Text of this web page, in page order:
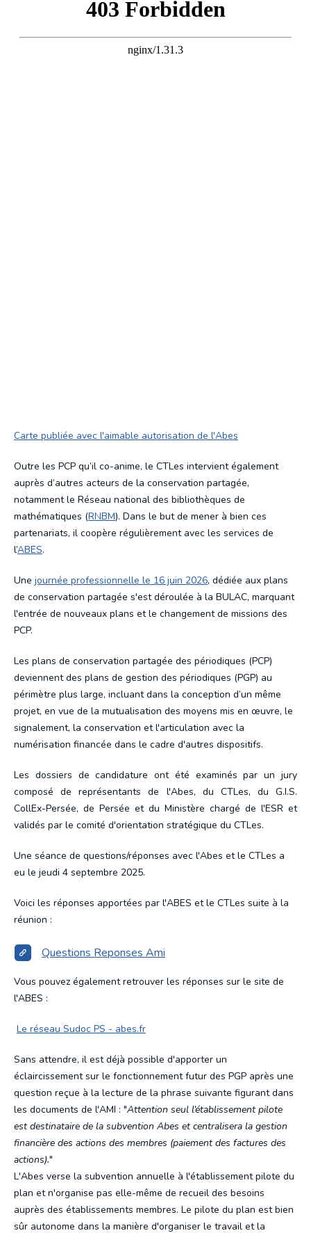
Carte publiée avec l'aimable autorisation de l'Abes
Outre les PCP qu’il co-anime, le CTLes intervient également
auprès d’autres acteurs de la conservation partagée,
notamment le Réseau national des bibliothèques de
mathématiques (RNBM). Dans le but de mener à bien ces
partenariats, il coopère régulièrement avec les services de
l’ABES.
Une journée professionnelle le 16 juin 2026, dédiée aux plans
de conservation partagée s'est déroulée à la BULAC, marquant
l'entrée de nouveaux plans et le changement de missions des
PCP.
Les plans de conservation partagée des périodiques (PCP)
deviennent des plans de gestion des périodiques (PGP) au
périmètre plus large, incluant dans la conception d’un même
projet, en vue de la mutualisation des moyens mis en œuvre, le
signalement, la conservation et l'articulation avec la
numérisation financée dans le cadre d'autres dispositifs.
Les dossiers de candidature ont été examinés par un jury
composé de représentants de l'Abes, du CTLes, du G.I.S.
CollEx-Persée, de Persée et du Ministère chargé de l'ESR et
validés par le comité d'orientation stratégique du CTLes.
Une séance de questions/réponses avec l'Abes et le CTLes a
eu le jeudi 4 septembre 2025.
Voici les réponses apportées par l'ABES et le CTLes suite à la
réunion :
Questions Reponses Ami
Vous pouvez également retrouver les réponses sur le site de
l'ABES :
Le réseau Sudoc PS - abes.fr
Sans attendre, il est déjà possible d'apporter un
éclaircissement sur le fonctionnement futur des PGP après une
question reçue à la lecture de la phrase suivante figurant dans
les documents de l'AMI : "Attention seul l’établissement pilote
est destinataire de la subvention Abes et centralisera la gestion
financière des actions des membres (paiement des factures des
actions)."
L'Abes verse la subvention annuelle à l'établissement pilote du
plan et n'organise pas elle-même de recueil des besoins
auprès des établissements membres. Le pilote du plan est bien
sûr autonome dans la manière d'organiser le travail et la